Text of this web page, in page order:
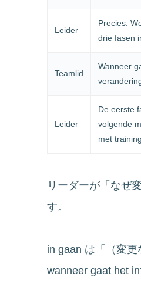
Leider
Precies.
drie fasen
Teamlid
Wanneer
Leider
De eerste
volgende
met training.
リーダーが「なぜ
す。
in gaan は「（変更
wanneer gaat het